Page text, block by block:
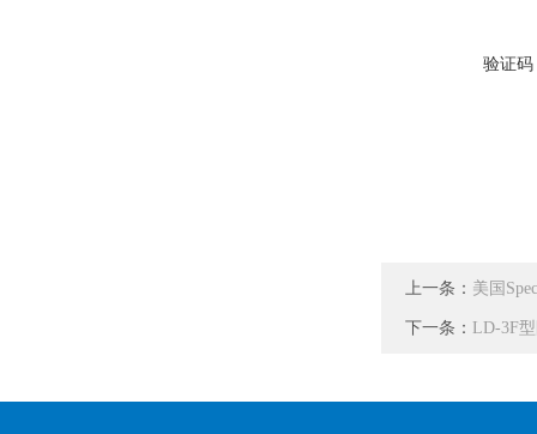
验证码
上一条： 美国
下一条： LD-3F